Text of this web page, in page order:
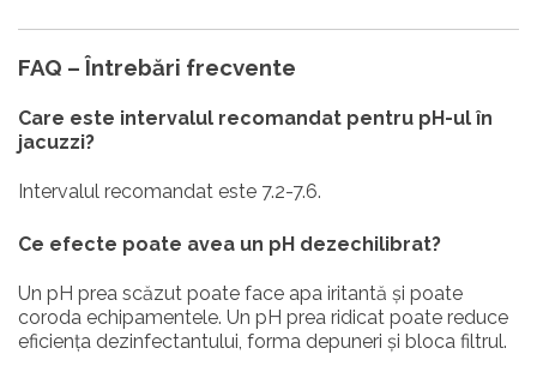
FAQ – Întrebări frecvente
Care este intervalul recomandat pentru pH-ul în
jacuzzi?
Intervalul recomandat este 7.2-7.6.
Ce efecte poate avea un pH dezechilibrat?
Un pH prea scăzut poate face apa iritantă și poate
coroda echipamentele. Un pH prea ridicat poate reduce
eficiența dezinfectantului, forma depuneri și bloca filtrul.